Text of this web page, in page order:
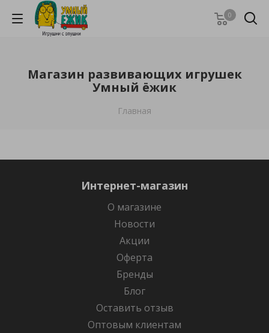
0
Магазин развивающих игрушек
Умный ёжик
Главная
Интернет-магазин
О магазине
Новости
Акции
Оферта
Бренды
Блог
Оставить отзыв
Оптовым клиентам